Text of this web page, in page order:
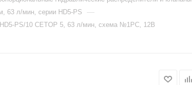
63 л/мин, серии HD5-PS —
PS/10 CETOP 5, 63 л/мин, схема №1PC, 12В